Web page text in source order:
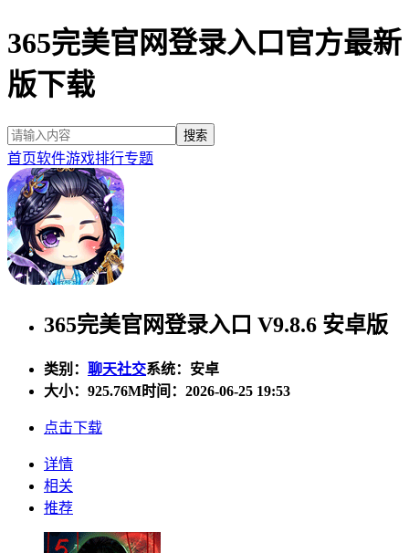
365完美官网登录入口官方最新
版下载
首页软件游戏排行专题
365完美官网登录入口 V9.8.6 安卓版
类别： 聊天社交系统：安卓
大小： 925.76M时间：2026-06-25 19:53
点击下载
详情
相关
推荐